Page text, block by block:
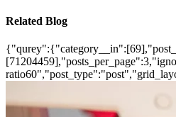
Related Blog